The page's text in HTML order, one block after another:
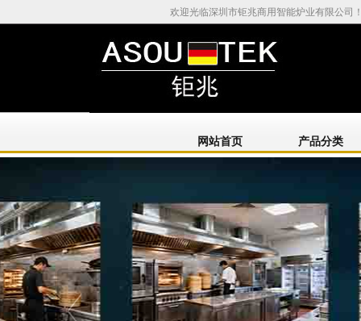
欢迎光临深圳市钜兆商用智能炉业有限公司
网站首页 产品分类